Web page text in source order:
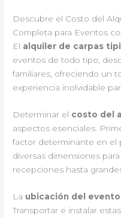
Descubre el Costo del
Completa para Eventos
El alquiler de carpas tipi
eventos de todo tipo,
familiares, ofreciendo un
experiencia inolvidable
Determinar el costo del
aspectos esenciales.
factor determinante en el
diversas dimensiones
recepciones hasta
La ubicación del evento
Transportar e instalar